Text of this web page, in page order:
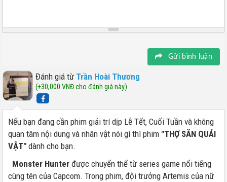
Gửi bình luận
Đánh giá từ Trần Hoài Thương
(+30,000 VNĐ cho đánh giá này)
Nếu bạn đang cần phim giải trí dịp Lễ Tết, Cuối Tuần và không
quan tâm nội dung và nhân vật nói gì thì phim "THỢ SĂN QUÁI
VẬT" dành cho bạn.
Monster Hunter được chuyển thể từ series game nổi tiếng
cùng tên của Capcom. Trong phim, đội trưởng Artemis của nữ